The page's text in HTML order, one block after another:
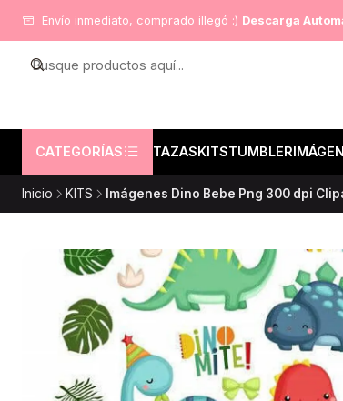
CATEGORÍAS TAZASKITSTUMBLER
Envío inmediato, comprado illegó :) Descarga
Inicio KITS Imágenes Dino Bebe Png 300 dpi